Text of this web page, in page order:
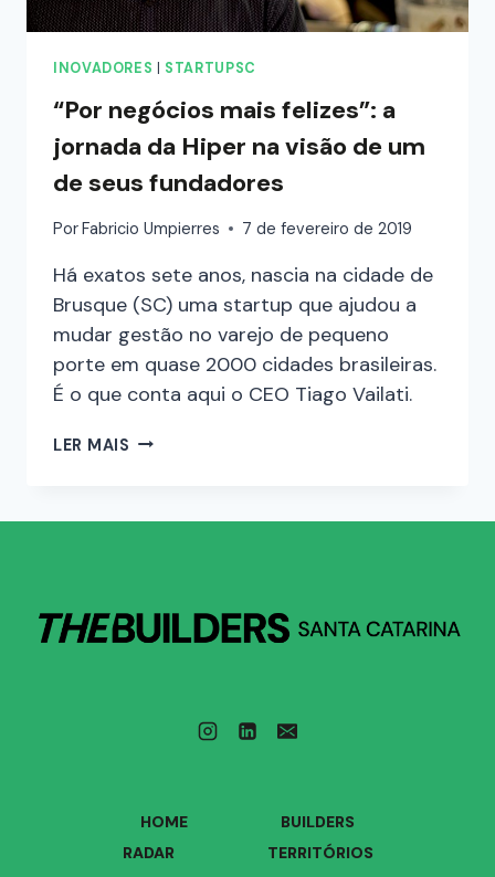
INOVADORES STARTUPSC
“Por negócios mais felizes”: a
jornada da Hiper na visão de um
de seus fundadores
PorFabricio Umpierres 7 de fevereiro de 2019
Há exatos sete anos, nascia na cidade de
Brusque (SC) uma startup que ajudou a
mudar gestão no varejo de pequeno
porte em quase 2000 cidades brasileiras.
É o que conta aqui o CEO Tiago Vailati.
LER MAIS
HOME
BUILDERS
RADAR
TERRITÓRIOS